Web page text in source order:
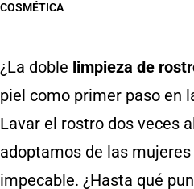
COSMÉTICA
¿La doble limpieza de
piel como primer paso en
Lavar el rostro dos veces
adoptamos de las
impecable. ¿Hasta qué